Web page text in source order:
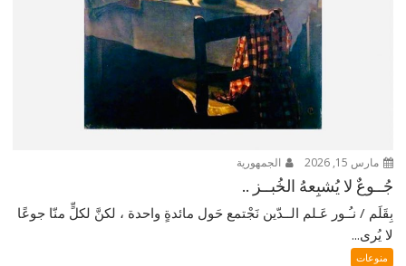
مارس 15, 2026 الجمهورية
جُــوعٌ لا يُشبِعهُ الخُبــز ..
بِقَلَم / نـُـور عَـلم الــدّين نَجْتمع حَول مائدةٍ واحدة ، لكنَّ لكلٍّ منّا جوعًا
لا يُرى...
منوعات